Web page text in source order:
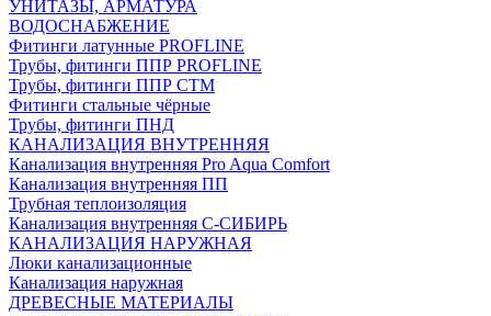
УНИТАЗЫ, АРМАТУРА
ВОДОСНАБЖЕНИЕ
Фитинги латунные PROFLINE
Трубы, фитинги ППР PROFLINE
Трубы, фитинги ППР СТМ
Фитинги стальные чёрные
Трубы, фитинги ПНД
КАНАЛИЗАЦИЯ ВНУТРЕННЯЯ
Канализация внутренняя Pro Aqua Comfort
Канализация внутренняя ПП
Трубная теплоизоляция
Канализация внутренняя С-СИБИРЬ
КАНАЛИЗАЦИЯ НАРУЖНАЯ
Люки канализационные
Канализация наружная
ДРЕВЕСНЫЕ МАТЕРИАЛЫ